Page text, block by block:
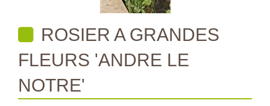
ROSIER A GRANDES
FLEURS 'ANDRE LE
NOTRE'